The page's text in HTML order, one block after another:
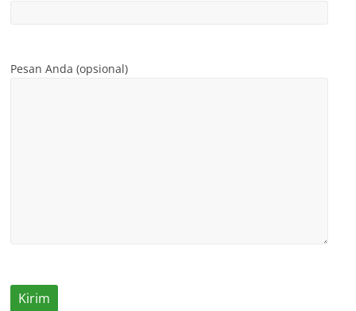
Pesan Anda (opsional)